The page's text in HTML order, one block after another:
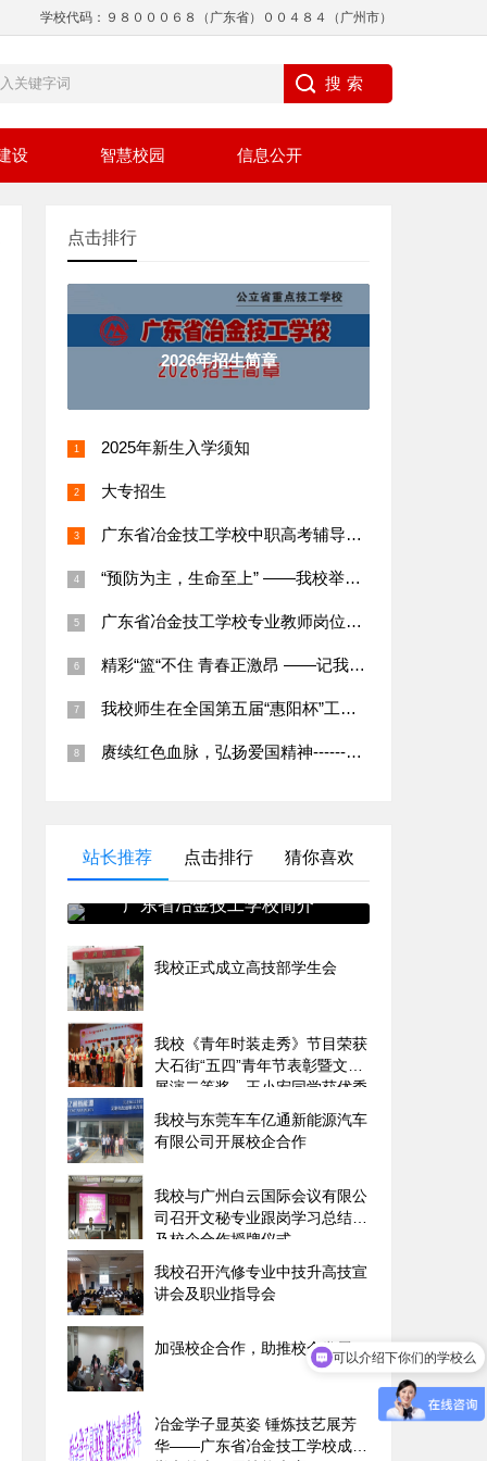
学校代码：９８０００６８（广东省）００４８４（广州市）
设 智慧校园 信息公开
点击排行
2026年招生简章
2025年新生入学须知
大专招生
广东省冶金技工学校中职高考辅导班招生简章
“预防为主，生命至上” ——我校举行应急疏散演练及消防知识培训
广东省冶金技工学校专业教师岗位招聘公告
精彩“篮“不住 青春正激昂 ——记我校第二十五届班级篮球赛
我校师生在全国第五届“惠阳杯”工业机器人虚拟拆装线上大赛中荣获特等奖
赓续红色血脉，弘扬爱国精神------爱国主义教育系列活动
站长推荐 点击排行 猜你喜欢
广东省冶金技工学校简介
我校正式成立高技部学生会
我校《青年时装走秀》节目荣获
大石街“五四”青年节表彰暨文艺
展演二等奖、王小宏同学获优秀
志愿者称号
我校与东莞车车亿通新能源汽车
有限公司开展校企合作
我校与广州白云国际会议有限公
司召开文秘专业跟岗学习总结会
及校企合作授牌仪式
我校召开汽修专业中技升高技宣
讲会及职业指导会
加强校企合作，助推校企发展
冶金学子显英姿 锤炼技艺展芳
华――广东省冶金技工学校成功
可以介绍下你们的学校么
你们是怎么收费的呢